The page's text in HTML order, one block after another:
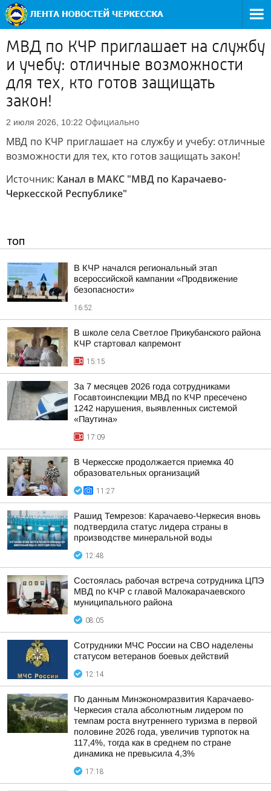
МВД по КЧР приглашает на службу
и учебу: отличные возможности
для тех, кто готов защищать
закон!
2 июля 2026, 10:22 Официально
МВД по КЧР приглашает на службу и учебу: отличные
возможности для тех, кто готов защищать закон!
Источник: Канал в МАКС "МВД по Карачаево-
Черкесской Республике"
ТОП
В КЧР начался региональный этап
всероссийской кампании «Продвижение
безопасности»
16:52
В школе села Светлое Прикубанского района
КЧР стартовал капремонт
15:15
За 7 месяцев 2026 года сотрудниками
Госавтоинспекции МВД по КЧР пресечено
1242 нарушения, выявленных системой
«Паутина»
17:09
В Черкесске продолжается приемка 40
образовательных организаций
11:27
Рашид Темрезов: Карачаево-Черкесия вновь
подтвердила статус лидера страны в
производстве минеральной воды
12:48
Состоялась рабочая встреча сотрудника ЦПЭ
МВД по КЧР с главой Малокарачаевского
муниципального района
08:05
Сотрудники МЧС России на СВО наделены
статусом ветеранов боевых действий
12:14
По данным Минэкономразвития Карачаево-
Черкесия стала абсолютным лидером по
темпам роста внутреннего туризма в первой
половине 2026 года, увеличив турпоток на
117,4%, тогда как в среднем по стране
динамика не превысила 4,3%
17:18